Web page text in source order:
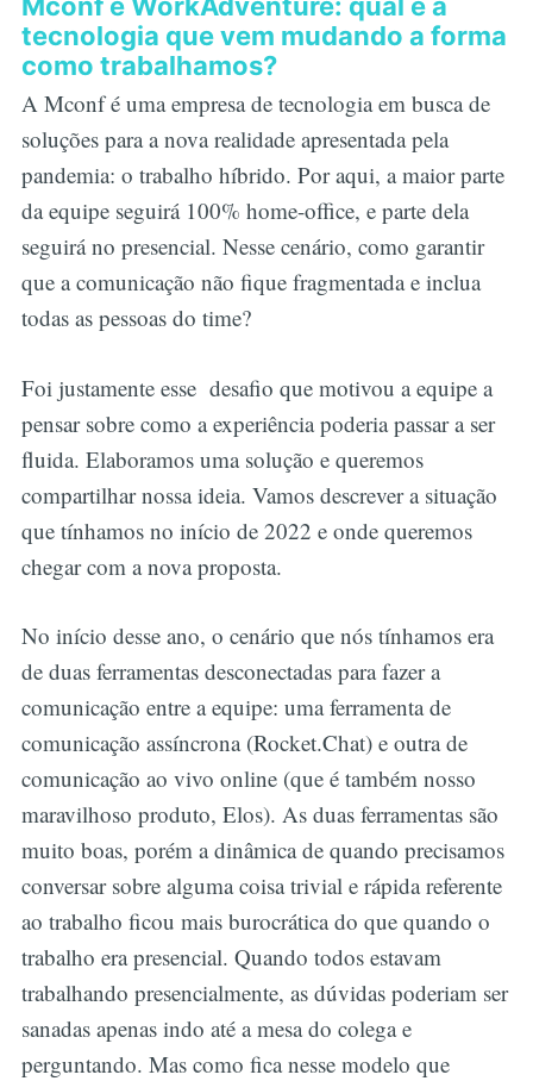
tecnologia que vem mudando a forma
como trabalhamos?
A Mconf é uma empresa de tecnologia em busca de
soluções para a nova realidade apresentada pela
pandemia: o trabalho híbrido. Por aqui, a maior parte
da equipe seguirá 100% home-office, e parte dela
seguirá no presencial. Nesse cenário, como garantir
que a comunicação não fique fragmentada e inclua
todas as pessoas do time?
Foi justamente esse desafio que motivou a equipe a
pensar sobre como a experiência poderia passar a ser
fluida. Elaboramos uma solução e queremos
compartilhar nossa ideia. Vamos descrever a situação
que tínhamos no início de 2022 e onde queremos
chegar com a nova proposta.
No início desse ano, o cenário que nós tínhamos era
de duas ferramentas desconectadas para fazer a
comunicação entre a equipe: uma ferramenta de
comunicação assíncrona (Rocket.Chat) e outra de
comunicação ao vivo online (que é também nosso
maravilhoso produto, Elos). As duas ferramentas são
muito boas, porém a dinâmica de quando precisamos
conversar sobre alguma coisa trivial e rápida referente
ao trabalho ficou mais burocrática do que quando o
trabalho era presencial. Quando todos estavam
trabalhando presencialmente, as dúvidas poderiam ser
sanadas apenas indo até a mesa do colega e
perguntando. Mas como fica nesse modelo que